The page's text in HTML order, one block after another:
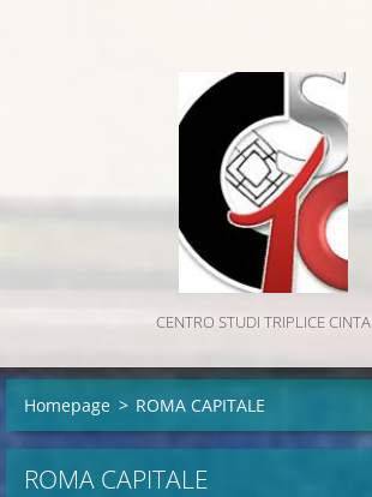
CENTRO STUDI TRIPLICE CINTA
Homepage > ROMA CAPITALE
ROMA CAPITALE